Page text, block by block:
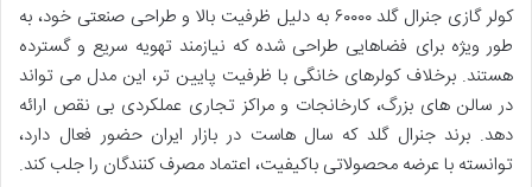
کولر گازی جنرال گلد ۶۰۰۰۰ به دلیل ظرفیت بالا و طراحی صنعتی خود، به
طور ویژه برای فضاهایی طراحی شده که نیازمند تهویه سریع و گسترده
هستند. برخلاف کولرهای خانگی با ظرفیت پایین تر، این مدل می تواند
در سالن های بزرگ، کارخانجات و مراکز تجاری عملکردی بی نقص ارائه
دهد. برند جنرال گلد که سال هاست در بازار ایران حضور فعال دارد،
توانسته با عرضه محصولاتی باکیفیت، اعتماد مصرف کنندگان را جلب کند.